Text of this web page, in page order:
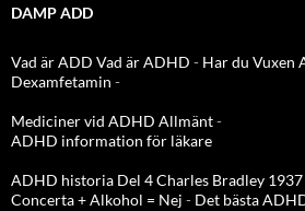
DAMP ADD
Vad är ADD Vad är ADHD - Har du Vuxen
Dexamfetamin -
Mediciner vid ADHD Allmänt-
ADHD information för läkare
ADHD historia Del 4 Charles Bradley 1937
Concerta + Alkohol = Nej - Det bästa